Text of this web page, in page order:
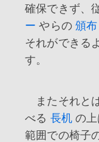
確保できず、
ー やらの頒布
それができる
す。
またそれと
べる 長机の上
範囲での椅子